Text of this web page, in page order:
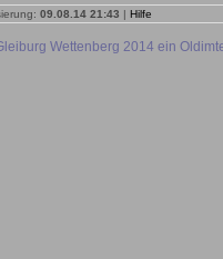
09.08.14 21:43 | Hilfe
Wettenberg 2014 ein